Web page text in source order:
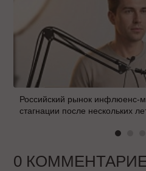
Российский рынок инфлюенс-
стагнации после нескольких
0